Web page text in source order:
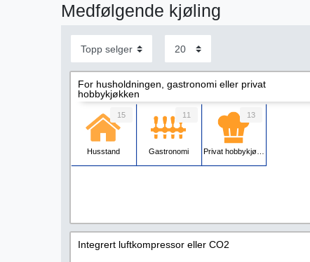
Medfølgende kjøling
For husholdningen, gastronomi eller privat
hobbykjøkken
Husstand
15
Gastronomi
11
Privat hobbykjøkken
13
Integrert luftkompressor eller CO2